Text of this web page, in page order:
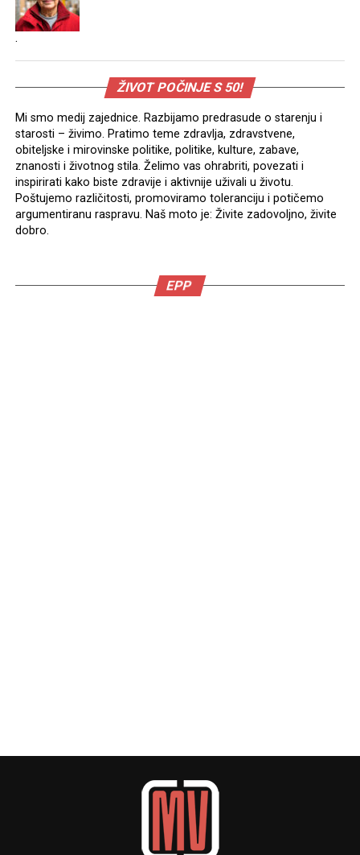
.
ŽIVOT POČINJE S 50!
Mi smo medij zajednice. Razbijamo predrasude o starenju i
starosti – živimo. Pratimo teme zdravlja, zdravstvene,
obiteljske i mirovinske politike, politike, kulture, zabave,
znanosti i životnog stila. Želimo vas ohrabriti, povezati i
inspirirati kako biste zdravije i aktivnije uživali u životu.
Poštujemo različitosti, promoviramo toleranciju i potičemo
argumentiranu raspravu. Naš moto je: Živite zadovoljno, živite
dobro.
EPP